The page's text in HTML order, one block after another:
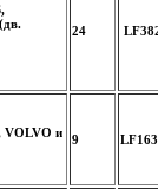
24
VOLVO и
9